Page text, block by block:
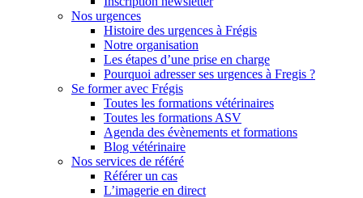
Nos urgences
Histoire des urgences à Frégis
Notre organisation
Les étapes d’une prise en charge
Pourquoi adresser ses urgences à Fregis ?
Se former avec Frégis
Toutes les formations vétérinaires
Toutes les formations ASV
Agenda des évènements et formations
Blog vétérinaire
Nos services de référé
Référer un cas
L’imagerie en direct